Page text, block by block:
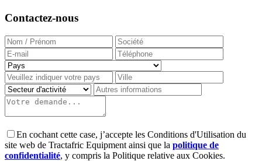
Contactez-nous
En cochant cette case, j’accepte les Conditions d'Utilisation du
site web de Tractafric Equipment ainsi que la politique de
confidentialité, y compris la Politique relative aux Cookies.